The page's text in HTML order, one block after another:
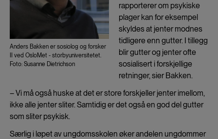
Anders Bakken er sosiolog og forsker
II ved OsloMet - storbyuniversitetet.
Foto: Susanne Dietrichson
rapporterer om psykiske
plager kan for eksempel
skyldes at jenter modnes
tidligere enn gutter. I tillegg
blir gutter og jenter ofte
sosialisert i forskjellige
retninger, sier Bakken.
– Vi må også huske at det er store forskjeller jenter imellom,
ikke alle jenter sliter. Samtidig er det også en god del gutter
som sliter psykisk.
Særlig i løpet av ungdomsskolen øker andelen ungdommer